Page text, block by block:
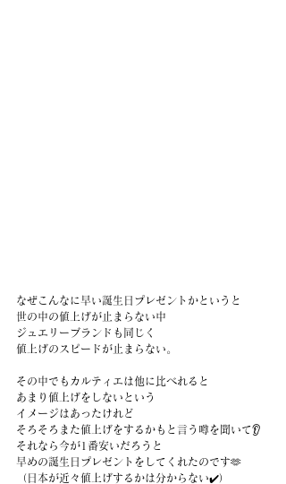
なぜこんなに早い誕生日プレゼントかというと
世の中の値上げが止まらない中
ジュエリーブランドも同じく
値上げのスピードが止まらない。
その中でもカルティエは他に比べれると
あまり値上げをしないという
イメージはあったけれど
そろそろまた値上げをするかもと言う噂を聞いて👂
それなら今が1番安いだろうと
早めの誕生日プレゼントをしてくれたのです🫶
（日本が近々値上げするかは分からない✔️）